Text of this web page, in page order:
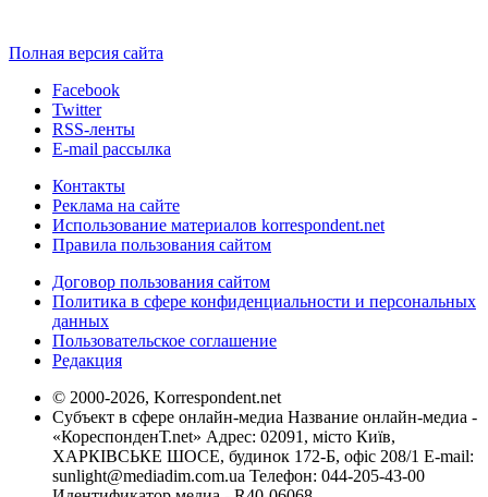
Полная версия сайта
Facebook
Twitter
RSS-ленты
E-mail рассылка
Контакты
Реклама на сайте
Использование материалов korrespondent.net
Правила пользования сайтом
Договор пользования сайтом
Политика в сфере конфиденциальности и персональных
данных
Пользовательское соглашение
Редакция
© 2000-2026, Korrespondent.net
Субъект в сфере онлайн-медиа Название онлайн-медиа -
«КореспонденТ.net» Адрес: 02091, місто Київ,
ХАРКІВСЬКЕ ШОСЕ, будинок 172-Б, офіс 208/1 E-mail:
sunlight@mediadim.com.ua Телефон: 044-205-43-00